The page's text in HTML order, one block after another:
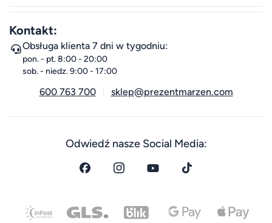
Kontakt:
Obsługa klienta 7 dni w tygodniu:
pon. - pt. 8:00 - 20:00
sob. - niedz. 9:00 - 17:00
600 763 700 sklep@prezentmarzen.com
Odwiedź nasze Social Media: